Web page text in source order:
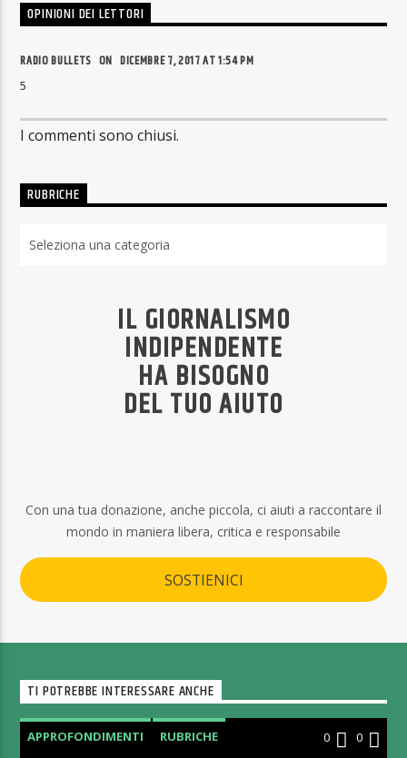
OPINIONI DEI LETTORI
RADIO BULLETS ONDICEMBRE 7, 2017 AT 1:54 PM
5
I commenti sono chiusi.
RUBRICHE
IL GIORNALISMO
INDIPENDENTE
HA BISOGNO
DEL TUO AIUTO
Con una tua donazione, anche piccola, ci aiuti a raccontare il
mondo in maniera libera, critica e responsabile
SOSTIENICI
TI POTREBBE INTERESSARE ANCHE
APPROFONDIMENTI RUBRICHE 0 0